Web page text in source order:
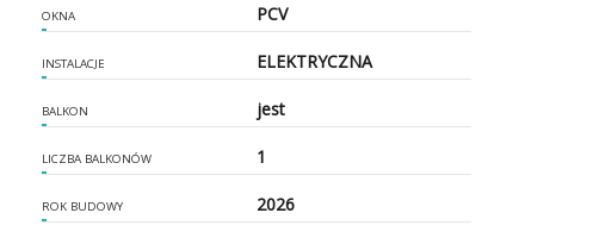
OKNA PCV
INSTALACJE ELEKTRYCZNA
BALKON jest
LICZBA BALKONÓW 1
ROK BUDOWY 2026